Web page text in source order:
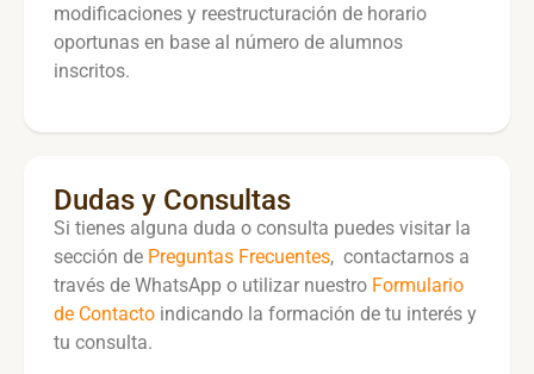
modificaciones y reestructuración de horario
oportunas en base al número de alumnos
inscritos.
Dudas y Consultas
Si tienes alguna duda o consulta puedes visitar la
sección de Preguntas Frecuentes, contactarnos a
través de WhatsApp o utilizar nuestro Formulario
de Contacto indicando la formación de tu interés y
tu consulta.